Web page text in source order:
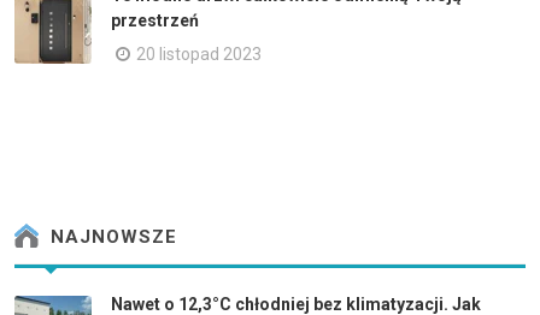
przestrzeń
20 listopad 2023
NAJNOWSZE
Nawet o 12,3°C chłodniej bez klimatyzacji. Jak